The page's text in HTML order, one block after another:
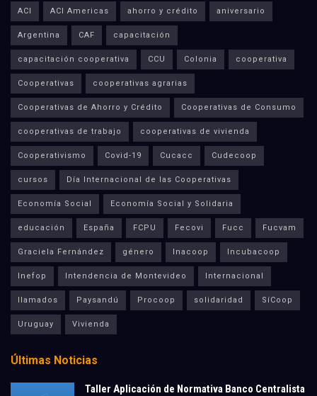
ACI ACI Americas ahorro y crédito aniversario
Argentina CAF capacitación
capacitación cooperativa CCU Colonia cooperativa
Cooperativas cooperativas agrarias
Cooperativas de Ahorro y Crédito Cooperativas de Consumo
cooperativas de trabajo cooperativas de vivienda
Cooperativismo Covid-19 Cucacc Cudecoop
cursos Día Internacional de las Cooperativas
Economía Social Economía Social y Solidaria
educación España FCPU Fecovi Fucc Fucvam
Graciela Fernández género Inacoop Incubacoop
Inefop Intendencia de Montevideo Internacional
llamados Paysandú Procoop solidaridad SíCoop
Uruguay Vivienda
Últimas Noticias
Taller Aplicación de Normativa Banco Centralista